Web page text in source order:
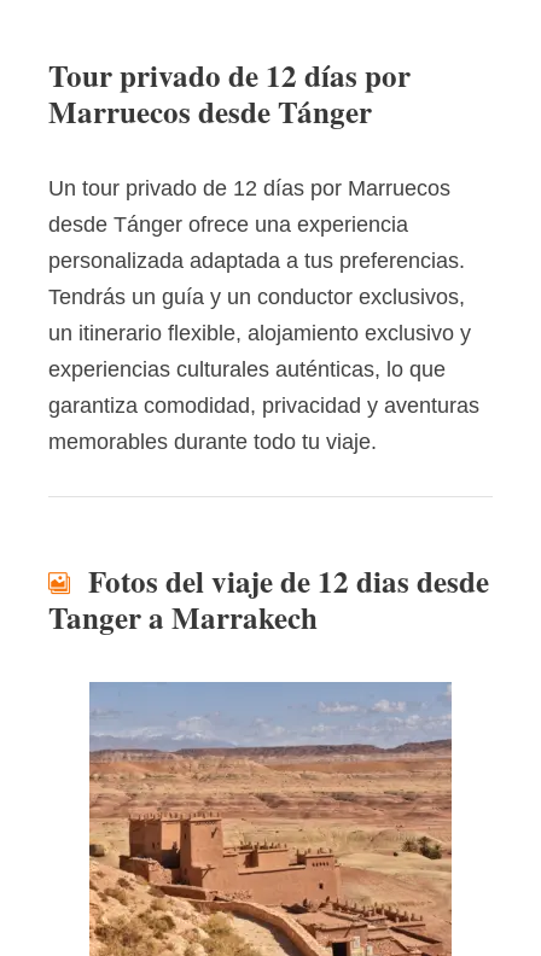
Tour privado de 12 días por
Marruecos desde Tánger
Un tour privado de 12 días por Marruecos
desde Tánger ofrece una experiencia
personalizada adaptada a tus preferencias.
Tendrás un guía y un conductor exclusivos,
un itinerario flexible, alojamiento exclusivo y
experiencias culturales auténticas, lo que
garantiza comodidad, privacidad y aventuras
memorables durante todo tu viaje.
Fotos del viaje de 12 dias desde
Tanger a Marrakech